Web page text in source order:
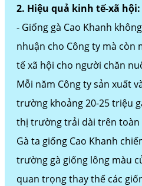
2. Hiệu quả kinh tế-xã hội:
- Giống gà Cao Khanh
nhuận cho Công ty mà còn
tế xã hội cho người chăn
Mỗi năm Công ty sản xuất
trường khoảng 20-25 triệu
thị trường trải dài trên toàn
Gà ta giống Cao Khanh
trường gà giống lông màu
quan trọng thay thế các